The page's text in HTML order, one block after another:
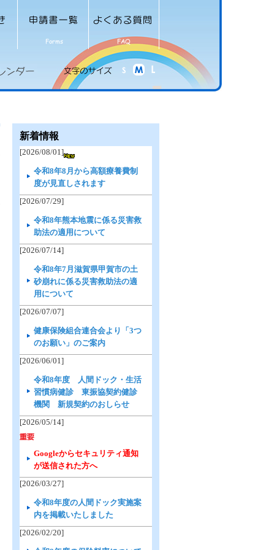
新着情報
[2026/08/01]
令和8年8月から高額療養費制
度が見直しされます
[2026/07/29]
令和8年熊本地震に係る災害救
助法の適用について
[2026/07/14]
令和8年7月滋賀県甲賀市の土
砂崩れに係る災害救助法の適
用について
[2026/07/07]
健康保険組合連合会より「3つ
のお願い」のご案内
[2026/06/01]
令和8年度 人間ドック・生活
習慣病健診 東振協契約健診
機関 新規契約のおしらせ
[2026/05/14]
Googleからセキュリティ通知
が送信された方へ
[2026/03/27]
令和8年度の人間ドック実施案
内を掲載いたしました
[2026/02/20]